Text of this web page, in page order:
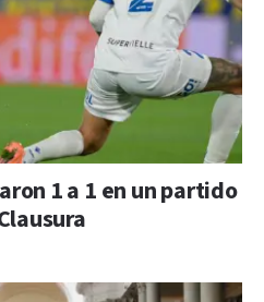
1 a 1 en un partido